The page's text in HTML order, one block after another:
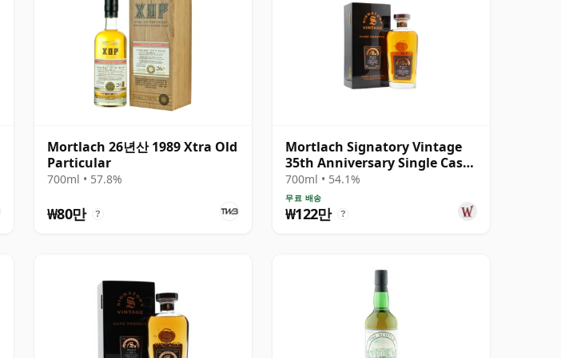
Mortlach 26년산 1989 Xtra Old
Particular
700ml • 57.8%
₩80만 ?
Mortlach Signatory Vintage
35th Anniversary Single Cask
#42 1991 32년산
700ml • 54.1%
무료 배송
₩122만 ?